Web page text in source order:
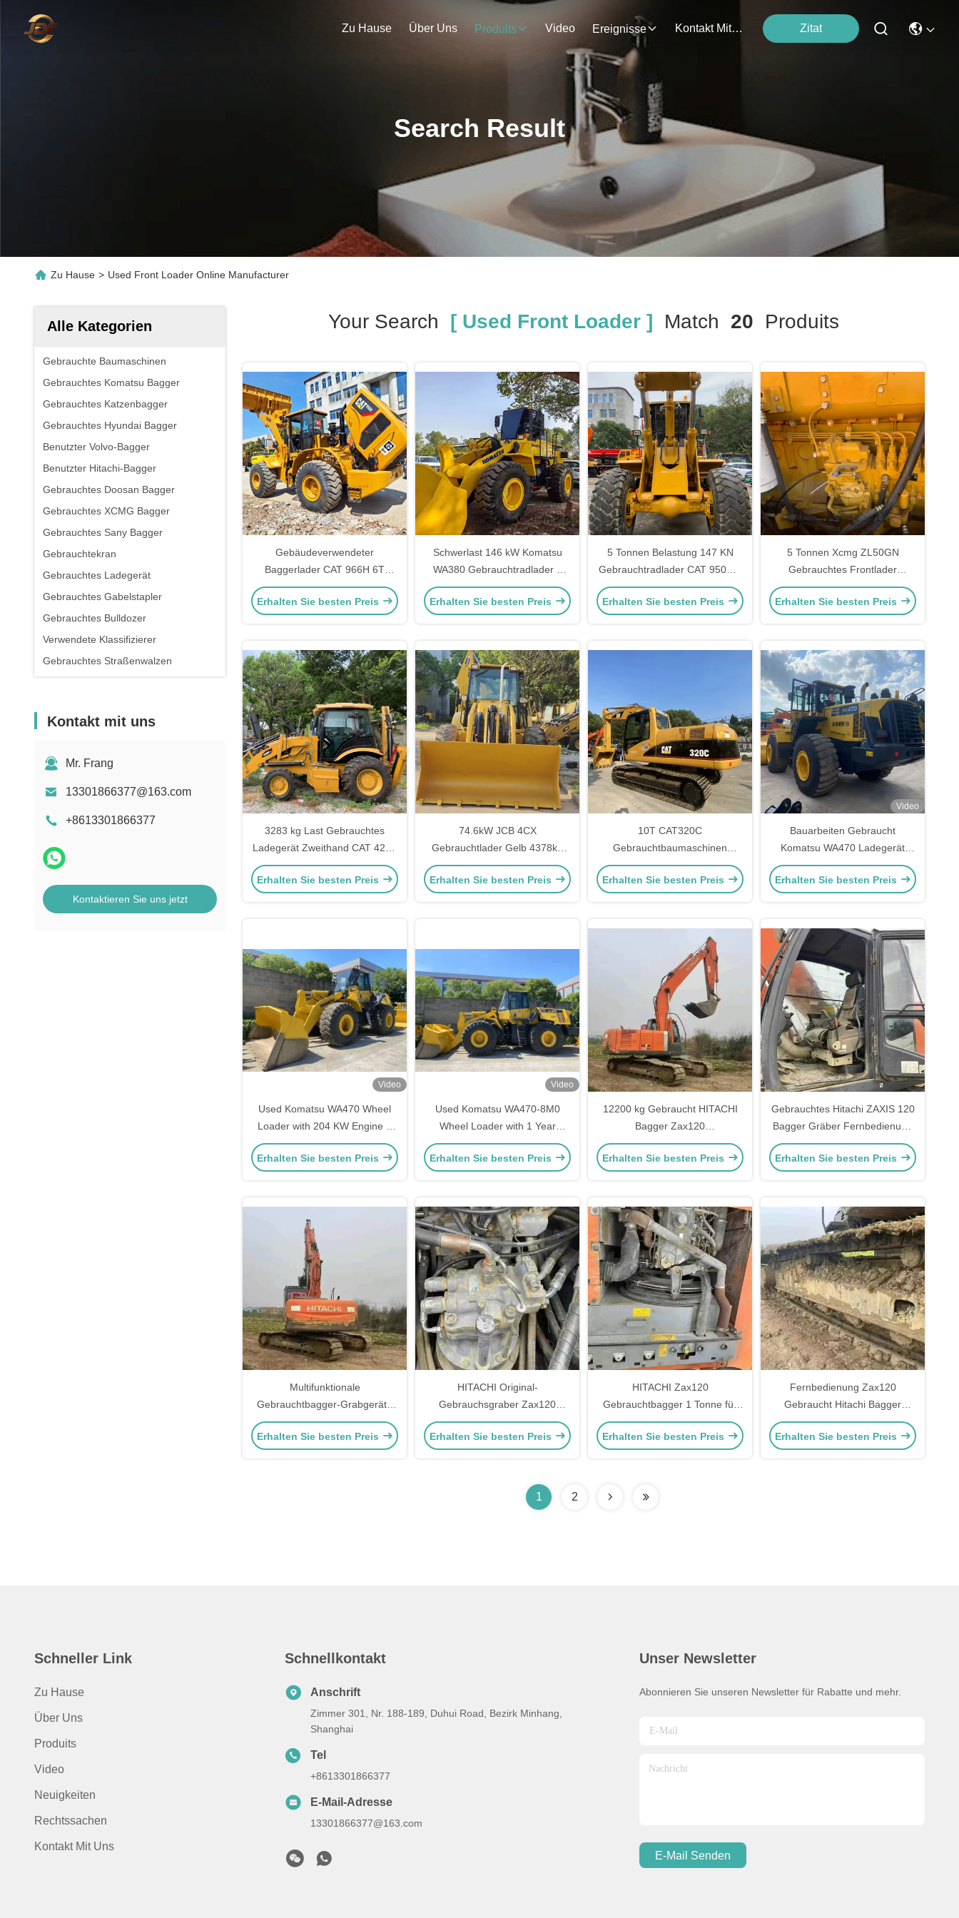
Zu Hause Über Uns Produits Video Ereignisse Kontakt Mit Uns Zitat
Search Result
Zu Hause > Used Front Loader Online Manufacturer
Alle Kategorien
Gebrauchte Baumaschinen
Gebrauchtes Komatsu Bagger
Gebrauchtes Katzenbagger
Gebrauchtes Hyundai Bagger
Benutzter Volvo-Bagger
Benutzter Hitachi-Bagger
Gebrauchtes Doosan Bagger
Gebrauchtes XCMG Bagger
Gebrauchtes Sany Bagger
Gebrauchtekran
Gebrauchtes Ladegerät
Gebrauchtes Gabelstapler
Gebrauchtes Bulldozer
Verwendete Klassifizierer
Gebrauchtes Straßenwalzen
Kontakt mit uns
Mr. Frang
13301866377@163.com
+8613301866377
Kontaktieren Sie uns jetzt
Your Search [ Used Front Loader ] Match 20 Produits
Gebäudeverwendeter
Baggerlader CAT 966H 6T
Ladung 2. Hand Traktor
Baggerlader
Erhalten Sie besten Preis
Schwerlast 146 kW Komatsu
WA380 Gebrauchtradlader 5
Tonnen Last für die
Landwirtschaft
Erhalten Sie besten Preis
5 Tonnen Belastung 147 KN
Gebrauchtradlader CAT 950GC
Hydraulische Steuerung
Erhalten Sie besten Preis
5 Tonnen Xcmg ZL50GN
Gebrauchtes Frontlader
Schwermaschinen für den
Transport von Ziegeln
Erhalten Sie besten Preis
3283 kg Last Gebrauchtes
Ladegerät Zweithand CAT 420F
Baggerlader 76,1 kW für den
Bau
Erhalten Sie besten Preis
74.6kW JCB 4CX
Gebrauchtlader Gelb 4378kg
Aufzug Zweithander Backhoe-
Lader Rad bewegt
Erhalten Sie besten Preis
10T CAT320C
Gebrauchtbaumaschinen
Zweithander Crawler Caterpillar
Bagger 110kw
Erhalten Sie besten Preis
Video
Bauarbeiten Gebraucht
Komatsu WA470 Ladegerät
204kW Wasserkühlung
Zweithandladegeräte
Erhalten Sie besten Preis
Video
Used Komatsu WA470 Wheel
Loader with 204 KW Engine 1
Year Warranty for Earthmoving
Machinery
Erhalten Sie besten Preis
Video
Used Komatsu WA470-8M0
Wheel Loader with 1 Year
Warranty and 3.60 - 5.20 m³
Bucket Capacity
Erhalten Sie besten Preis
12200 kg Gebraucht HITACHI
Bagger Zax120
Baugrabenmaschine
zweitgehend
Erhalten Sie besten Preis
Gebrauchtes Hitachi ZAXIS 120
Bagger Gräber Fernbedienung
1 Tonnen Belastung für den Bau
Erhalten Sie besten Preis
Multifunktionale
Gebrauchtbagger-Grabgeräte
HITACHI Zax120 für den
Bergbau
Erhalten Sie besten Preis
HITACHI Original-
Gebrauchsgraber Zax120
Hydraulischer Bagger für
Bauingenieurwesen
Erhalten Sie besten Preis
HITACHI Zax120
Gebrauchtbagger 1 Tonne für
Bauingenieurwesen
Erhalten Sie besten Preis
Fernbedienung Zax120
Gebraucht Hitachi Bagger
Hitachi Baumaschinen
Erhalten Sie besten Preis
1 2
Schneller Link
Zu Hause
Über Uns
Produits
Video
Neuigkeiten
Rechtssachen
Kontakt Mit Uns
Schnellkontakt
Anschrift
Zimmer 301, Nr. 188-189, Duhui Road, Bezirk Minhang,
Shanghai
Tel
+8613301866377
E-Mail-Adresse
13301866377@163.com
Unser Newsletter
Abonnieren Sie unseren Newsletter für Rabatte und mehr.
E-Mail Senden